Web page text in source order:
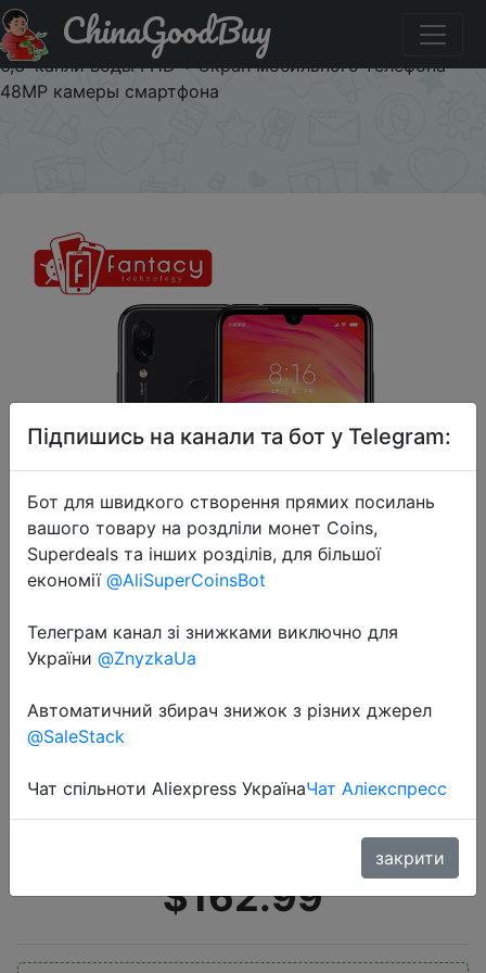
Код на знижку aliexpress19068 Глобальная версия
Xiaomi Redmi Note 7 3 GB 32 GB Snapdragon 660 АНО
6,3 'капли воды FHD + Экран мобильного телефона
48MP камеры смартфона
ChinaGoodBuy
2019-04-13
Note 7 3 GB 32 GB Snapdragon 660
АНО 6,3 'капли воды FHD + Экран
мобильного телефона 48MP
камеры смартфона
$162.99
Підпишись на канали та бот у Telegram:
Бот для швидкого створення прямих посилань
вашого товару на роздліли монет Coins,
Superdeals та інших розділів, для більшої
економії @AliSuperCoinsBot
Телеграм канал зі знижками виключно для
України @ZnyzkaUa
Автоматичний збирач знижок з різних джерел
@SaleStack
Чат спільноти Aliexpress УкраїнаЧат Аліекспресс
закрити